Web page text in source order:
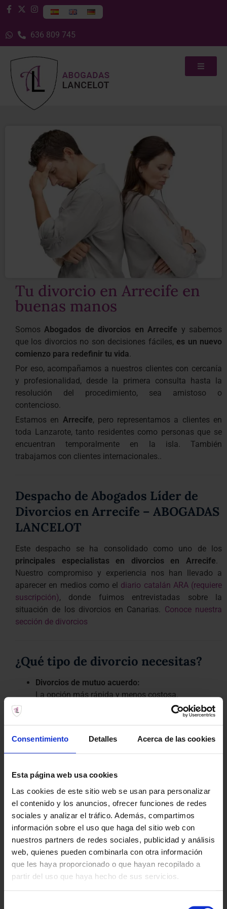
Consentimiento Detalles Acerca de las cookies
Esta página web usa cookies
Las cookies de este sitio web se usan para personalizar
el contenido y los anuncios, ofrecer funciones de redes
sociales y analizar el tráfico. Además, compartimos
información sobre el uso que haga del sitio web con
nuestros partners de redes sociales, publicidad y análisis
web, quienes pueden combinarla con otra información
que les haya proporcionado o que hayan recopilado a
partir del uso que haya hecho de sus servicios.
636 809 745
Tu divorcio en Arrecife en
buenas manos
SomosAbogados de divorcios en Arrecife y sabemos
que los divorcios no son decisiones fáciles, es un nuevo
comienzo para redefinir tu vida.
Por eso, acompañamos a nuestros clientes con cercanía
y profesionalidad, desde la primera consulta hasta la
resolución del procedimiento, sea amistoso o
contencioso.
Estamos en Arrecife, pero representamos a clientes en
toda Lanzarote, tanto residentes como personas que se
encuentran temporalmente en la isla. También
trabajamos con clientes internacionales..
Despacho de Abogados Líder de
Divorcios en Arrecife – ABOGADAS
LANCELOT
Este despacho se ha consolidado como uno de los
principales especialistas en divorcios en Arrecife.
Nuestro compromiso y experiencia nos han llevado a
aparecer en medios como el diario catalán ARA (requiere
suscripción), donde fuimos entrevistadas sobre la
situación de los divorcios en Canarias. Conoce nuestra
sección de divorcios
¿Qué tipo de divorcio necesitas?
Divorcios de mutuo acuerdo:
La opción más rápida y menos costosa.
Redactamos el convenio regulador y gestionamos el
procedimiento judicial, o notarial si no hay hijos
Divorcios contenciosos:
Si no hay acuerdo, defendemos tus intereses ante el
Nos encargamos de todo.
Divorcios notariales:
Solo posible si no hay hijos menores ni
dependientes. Tramitamos todo para que solo
tengas que firmar ante notario.
Servicios jurídicos en divorcios